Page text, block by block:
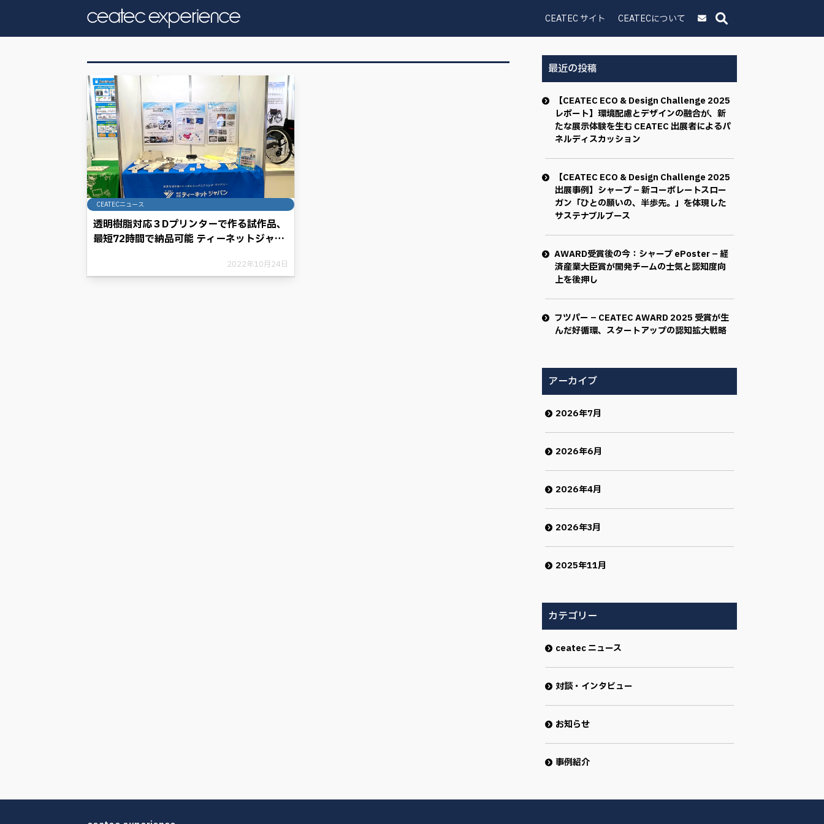
CEATEC サイト CEATECについて
CEATECニュース
透明樹脂対応３Dプリンターで作る試作品、
最短72時間で納品可能 ティーネットジャパ
2022年10月24日
最近の投稿
【CEATEC ECO & Design Challenge 2025
レポート】環境配慮とデザインの融合が、新
たな展示体験を生む CEATEC 出展者によるパ
ネルディスカッション
【CEATEC ECO & Design Challenge 2025
出展事例】シャープ – 新コーポレートスロー
ガン「ひとの願いの、半歩先。」を体現した
サステナブルブース
AWARD受賞後の今：シャープ ePoster – 経
済産業大臣賞が開発チームの士気と認知度向
上を後押し
フツパー – CEATEC AWARD 2025 受賞が生
んだ好循環、スタートアップの認知拡大戦略
アーカイブ
2026年7月
2026年6月
2026年4月
2026年3月
2025年11月
カテゴリー
ceatec ニュース
対談・インタビュー
お知らせ
事例紹介